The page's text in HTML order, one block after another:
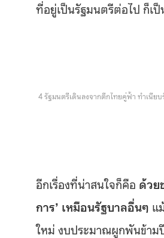
ที่อยู่เป็นรัฐมนตรีต่อไป ก็เป็
4 รัฐมนตรีเดินลงจากตึกไทยคู่ฟ้า ทำเนีย
อีกเรื่องที่น่าสนใจก็คือ ด้วย
การ’ เหมือนรัฐบาลอื่นๆ แ
ใหม่ งบประมาณผูกพันข้าม